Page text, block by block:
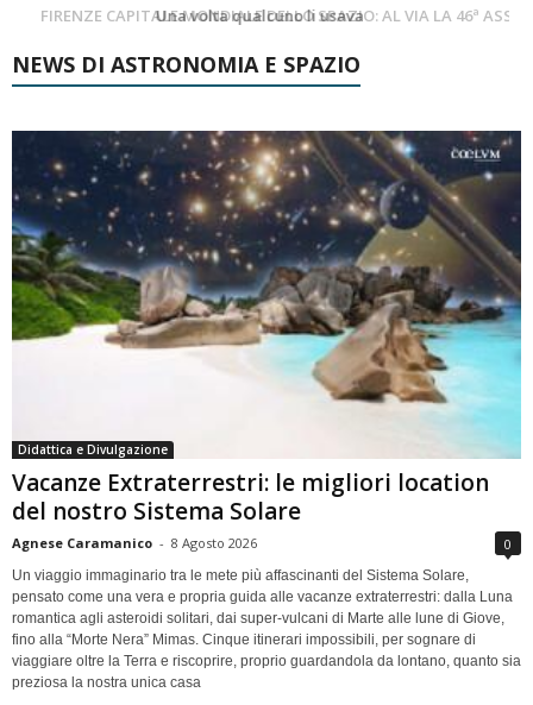
FIRENZE CAPITALE MONDIALE DELLO SPAZIO: AL VIA LA 46ª ASSEMBLEA SCIENTIFICA DEL COSPAR
Cielo del Mese di Agosto 2026
NEWS DI ASTRONOMIA E SPAZIO
Didattica e Divulgazione
Vacanze Extraterrestri: le migliori location
del nostro Sistema Solare
Agnese Caramanico - 8 Agosto 2026 0
Un viaggio immaginario tra le mete più affascinanti del Sistema Solare,
pensato come una vera e propria guida alle vacanze extraterrestri: dalla Luna
romantica agli asteroidi solitari, dai super-vulcani di Marte alle lune di Giove,
fino alla “Morte Nera” Mimas. Cinque itinerari impossibili, per sognare di
viaggiare oltre la Terra e riscoprire, proprio guardandola da lontano, quanto sia
preziosa la nostra unica casa